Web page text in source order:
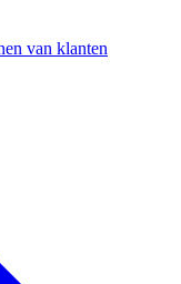
van klanten